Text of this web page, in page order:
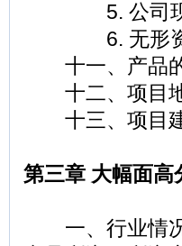
5. 公司现有
6. 无形资产
十一、产品的
十二、项目地
十三、项目建
第三章 大幅面高
一、行业情况